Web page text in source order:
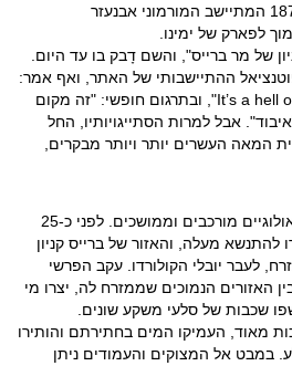
נידחת ביוטה. כך התנחל ב-1875 המתיישב המורמוני אבנעזר
של מר ברייס", והשם דָבק בו עד היום.
ההתיישבותי של האתר, ואף אמר:
"It’s a hell of a place to find a lost cow", ובתרגום חופשי: "זה מקום
אבל למרות הסתייגויותיו, החל
המאה העשרים יותר ויותר מבקרים,
ברייס קניון נוצר בתהליכים גיאולוגיים מורכבים וממושכים. לפני כ-25
להתנשא מעלה, והאזור של ברייס קניון
לעבר יובלי הקולורדו. עקב הפרשי
האזורים הנמוכים שממזרח לה, יצרו מי
שכבות של סלעי משקע שונים.
מאוד, העמיקו המים בחתירתם והותירו
במבט אל המצוקים והעמודים ניתן